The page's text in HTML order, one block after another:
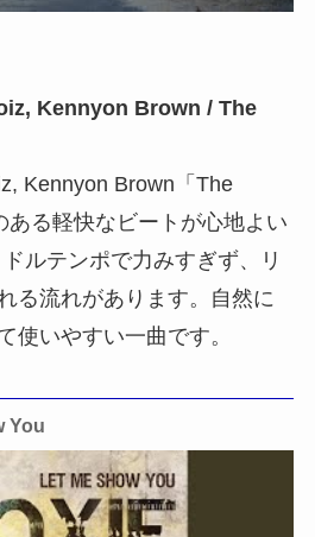
Kennyon Brown / The
Kennyon Brown「The
ある軽快なビートが心地よい
ルテンポで力みすぎず、リ
る流れがあります。自然に
使いやすい一曲です。
You